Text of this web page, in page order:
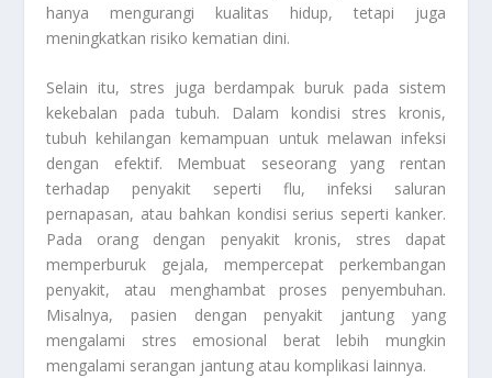
hanya mengurangi kualitas hidup, tetapi juga
meningkatkan risiko kematian dini.
Selain itu, stres juga berdampak buruk pada sistem
kekebalan pada tubuh. Dalam kondisi stres kronis,
tubuh kehilangan kemampuan untuk melawan infeksi
dengan efektif. Membuat seseorang yang rentan
terhadap penyakit seperti flu, infeksi saluran
pernapasan, atau bahkan kondisi serius seperti kanker.
Pada orang dengan penyakit kronis, stres dapat
memperburuk gejala, mempercepat perkembangan
penyakit, atau menghambat proses penyembuhan.
Misalnya, pasien dengan penyakit jantung yang
mengalami stres emosional berat lebih mungkin
mengalami serangan jantung atau komplikasi lainnya.